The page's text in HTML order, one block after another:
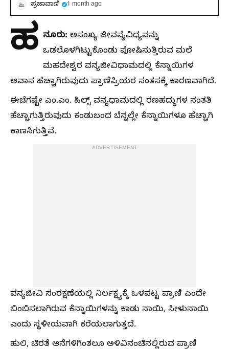
ಪ್ರಜಾವಾಣಿ 1 month ago
ಹ ನೂರು: ಅಸಂಖ್ಯ ಜೀವವೈವಿಧ್ಯವನ್ನು
ಒಡಲೊಳಗಿಟ್ಟುಕೊಂಡು ಪೋಷಿಸುತ್ತಿರುವ ಮಲೆ
ಮಹದೇಶ್ವರ ವನ್ಯಜೀವಿಧಾಮದಲ್ಲಿ ಕೆನ್ನಾಯಿಗಳ
ಆವಾಸ ಹೆಚ್ಚಾಗಿರುವುದು ಪ್ರಾಣಿಪ್ರಿಯರ ಸಂತಸಕ್ಕೆ ಕಾರಣವಾಗಿದೆ.
ಈಚೆಗಷ್ಟೇ ಎಂ.ಎಂ. ಹಿಲ್ಸ್ ವನ್ಯಧಾಮದಲ್ಲಿ ರಣಹದ್ದುಗಳ ಸಂತತಿ
ಹೆಚ್ಚಾಗುತ್ತಿರುವುದು ಕಂಡುಬಂದ ಬೆನ್ನಲ್ಲೇ ಕೆನ್ನಾಯಿಗಳೂ ಹೆಚ್ಚಾಗಿ
ಕಾಣಸಿಗುತ್ತಿವೆ.
ADVERTISEMENT
ವನ್ಯಜೀವಿ ಸಂರಕ್ಷಣೆಯಲ್ಲಿ ನಿರ್ಲಕ್ಷ್ಯಕ್ಕೆ ಒಳಪಟ್ಟ ಪ್ರಾಣಿ ಎಂದೇ
ಬಿಂಬಿಸಲಾಗಿರುವ ಕೆನ್ನಾಯಿಗಳನ್ನು ಕಾಡು ನಾಯಿ, ಸೀಳುನಾಯಿ
ಎಂದು ಸ್ಥಳೀಯವಾಗಿ ಕರೆಯಲಾಗುತ್ತದೆ.
ಹುಲಿ, ಚಿರತೆ ಆನೆಗಳಿಗಿಂತಲೂ ಅಳಿವಿನಂಚಿನಲ್ಲಿರುವ ಪ್ರಾಣಿ